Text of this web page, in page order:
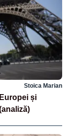
Stoica Marian
și